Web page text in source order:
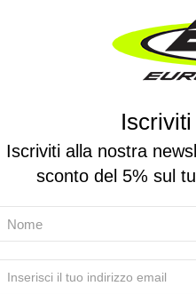
Iscriviti alla nostra
sconto del 5% sul